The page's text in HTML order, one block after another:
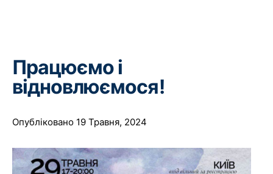
Працюємо і
відновлюємося!
Опубліковано 19 Травня, 2024